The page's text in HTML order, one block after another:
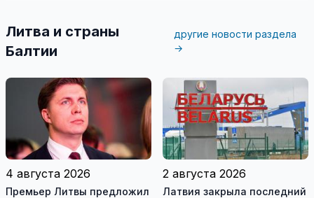
Литва и страны
Балтии
другие новости раздела
→
4 августа 2026
Премьер Литвы предложил
2 августа 2026
Латвия закрыла последний